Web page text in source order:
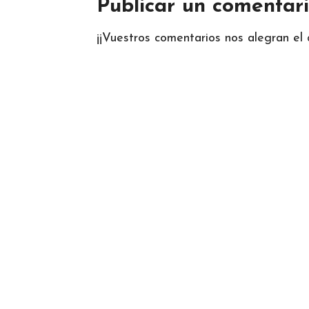
Publicar un
¡¡Vuestros comentarios nos alegran el